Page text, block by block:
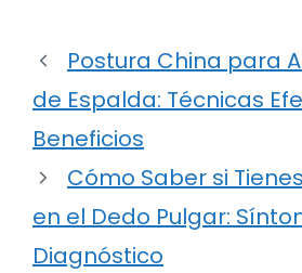
Postura China para
de Espalda: Técnicas
Beneficios
Cómo Saber si
en el Dedo Pulgar:
Diagnóstico